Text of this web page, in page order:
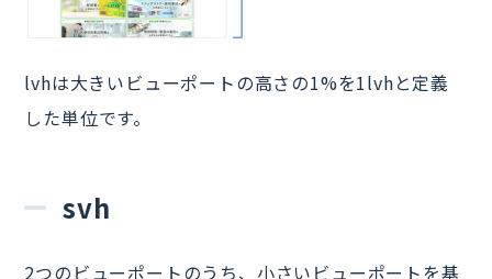
lvhは大きいビューポートの高さの1%を1lvhと定義
した単位です。
svh
2つのビューポートのうち、小さいビューポートを基